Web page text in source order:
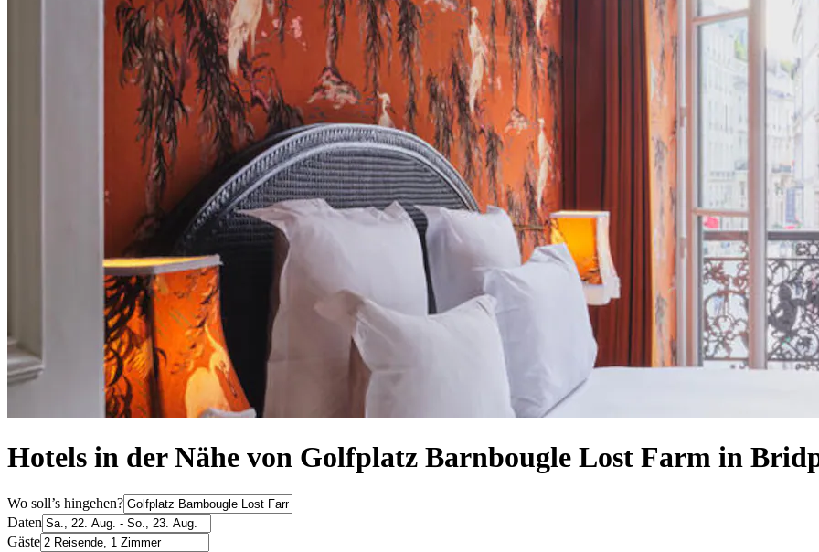
Hotels in der Nähe von Golfplatz Barnbougle Lost Farm in
Wo soll’s hingehen?
Daten
Gäste